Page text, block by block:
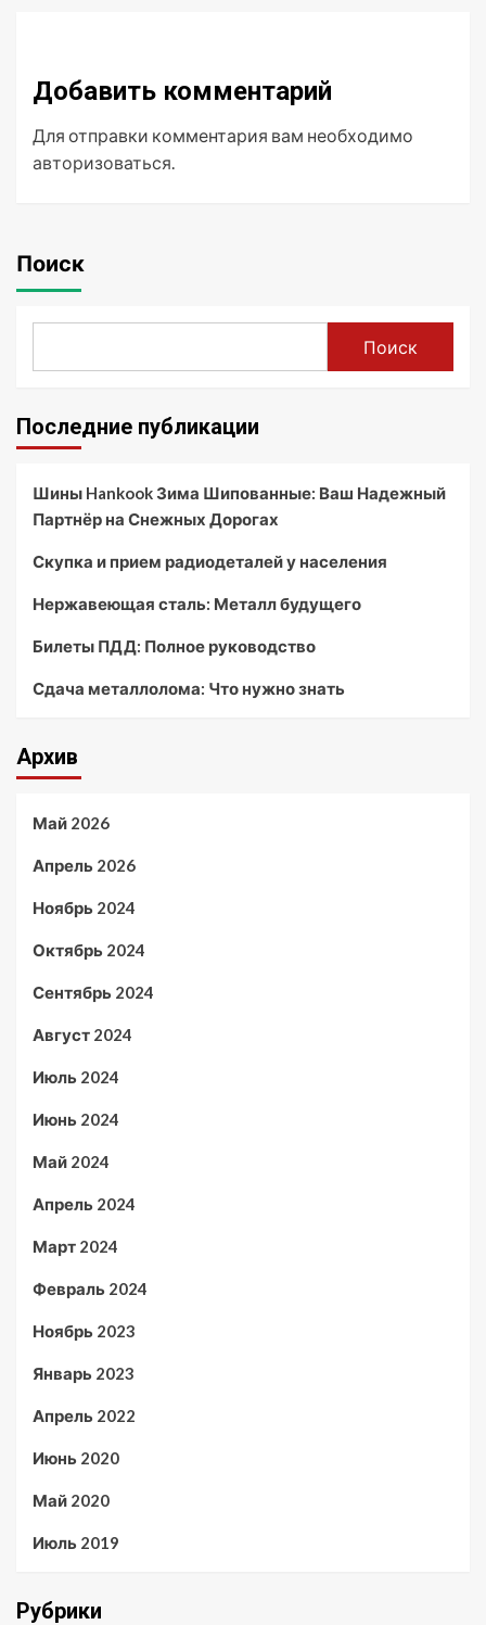
Добавить комментарий
Для отправки комментария вам необходимо
авторизоваться.
Поиск
Поиск
Последние публикации
Шины Hankook Зима Шипованные: Ваш Надежный
Партнёр на Снежных Дорогах
Скупка и прием радиодеталей у населения
Нержавеющая сталь: Металл будущего
Билеты ПДД: Полное руководство
Сдача металлолома: Что нужно знать
Архив
Май 2026
Апрель 2026
Ноябрь 2024
Октябрь 2024
Сентябрь 2024
Август 2024
Июль 2024
Июнь 2024
Май 2024
Апрель 2024
Март 2024
Февраль 2024
Ноябрь 2023
Январь 2023
Апрель 2022
Июнь 2020
Май 2020
Июль 2019
Рубрики